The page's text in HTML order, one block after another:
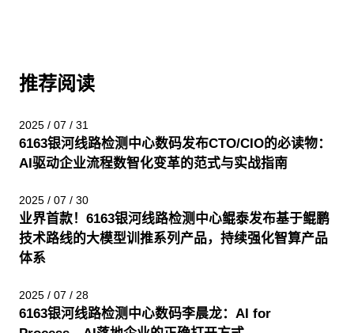
推荐阅读
2025 / 07 / 31
6163银河线路检测中心数码发布CTO/CIO的必读物：
AI驱动企业流程数智化变革的范式与实战指南
2025 / 07 / 30
业界首款！6163银河线路检测中心鲲泰发布基于鲲鹏
技术路线的大模型训推系列产品，持续强化智算产品
体系
2025 / 07 / 28
6163银河线路检测中心数码李晨龙：AI for